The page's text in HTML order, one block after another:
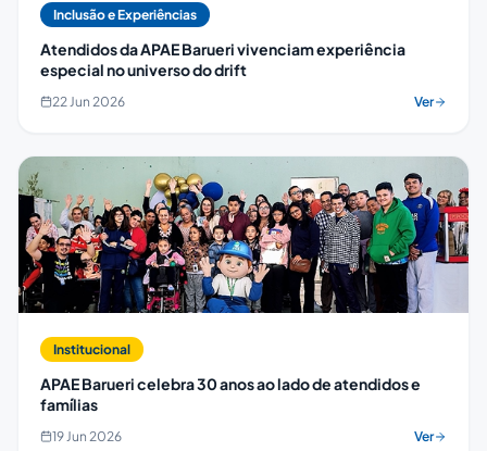
Inclusão e Experiências
Atendidos da APAE Barueri vivenciam experiência
especial no universo do drift
22 Jun 2026 Ver
Institucional
APAE Barueri celebra 30 anos ao lado de atendidos e
famílias
19 Jun 2026 Ver